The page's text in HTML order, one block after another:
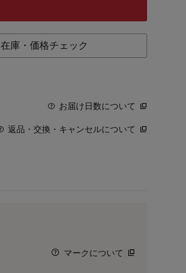
在庫・価格チェック
お届け日数について
返品・交換・キャンセルについて
マークについて